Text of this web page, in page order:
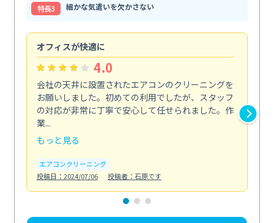
特⻑3
細かな気遣いを欠かさない
オフィスが快適に
4.0
会社の天井に設置されたエアコンのクリーニングを
お願いしました。初めての利用でしたが、スタッフ
の対応が非常に丁寧で安心して任せられました。作
業...
もっと見る
エアコンクリーニング
投稿日：2024/07/06
投稿者：石原です